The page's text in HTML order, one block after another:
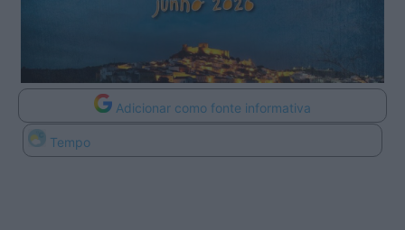
Adicionar como fonte informativa
Tempo